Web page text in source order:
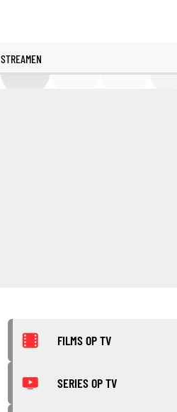
STREAMEN
FILMS OP TV
SERIES OP TV